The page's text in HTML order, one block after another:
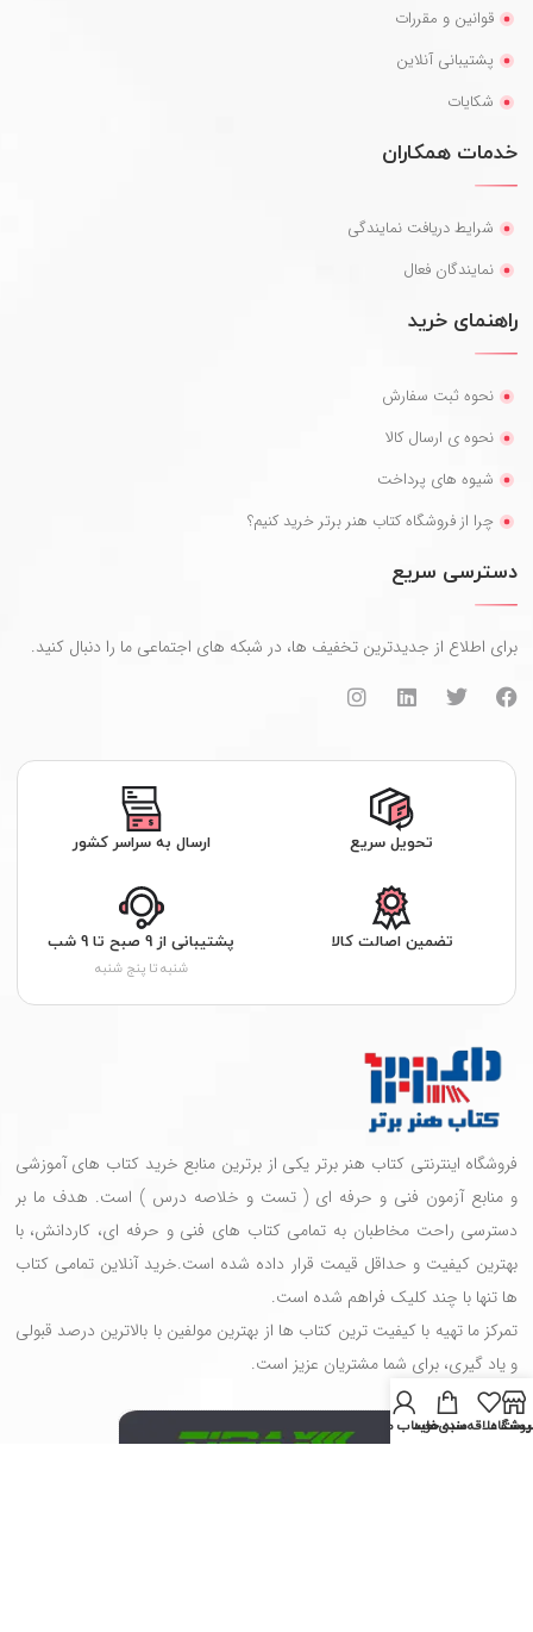
قوانین و مقررات
پشتیبانی آنلاین
شکایات
خدمات همکاران
شرایط دریافت نمایندگی
نمایندگان فعال
راهنمای خرید
نحوه ثبت سفارش
نحوه ی ارسال کالا
شیوه های پرداخت
چرا از فروشگاه کتاب هنر برتر خرید کنیم؟
دسترسی سریع
برای اطلاع از جدیدترین تخفیف ها، در شبکه های اجتماعی ما را دنبال کنید.
تحویل سریع ارسال به سراسر کشور
تضمین اصالت کالا پشتیبانی از 9 صبح تا 9 شب
شنبه تا پنج شنبه
فروشگاه اینترنتی کتاب هنر برتر یکی از برترین منابع خرید کتاب های آموزشی
و منابع آزمون فنی و حرفه ای ( تست و خلاصه درس ) است. هدف ما بر
دسترسی راحت مخاطبان به تمامی کتاب های فنی و حرفه ای، کاردانش، با
بهترین کیفیت و حداقل قیمت قرار داده شده است.خرید آنلاین تمامی کتاب
ها تنها با چند کلیک فراهم شده است.
تمرکز ما تهیه با کیفیت ترین کتاب ها از بهترین مولفین با بالاترین درصد قبولی
و یاد گیری، برای شما مشتریان عزیز است.
علاقه‌مندی‌ها
سبد خریدحساب من